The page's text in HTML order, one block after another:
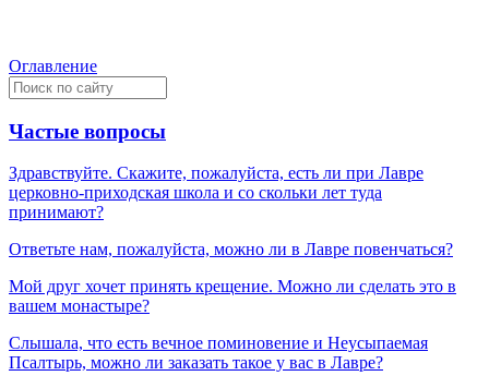
Оглавление
Частые вопросы
Здравствуйте. Скажите, пожалуйста, есть ли при Лавре
церковно-приходская школа и со скольки лет туда
принимают?
Ответьте нам, пожалуйста, можно ли в Лавре повенчаться?
Мой друг хочет принять крещение. Можно ли сделать это в
вашем монастыре?
Слышала, что есть вечное поминовение и Неусыпаемая
Псалтырь, можно ли заказать такое у вас в Лавре?